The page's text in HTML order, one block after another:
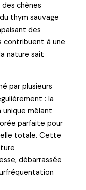
chênes
thym sauvage
des
contribuent à une
nature sait
par plusieurs
: la
unique mêlant
parfaite pour
totale. Cette
débarrassée